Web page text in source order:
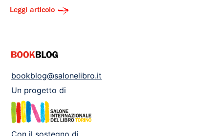
Leggi articolo
bookblog@salonelibro.it
Un progetto di